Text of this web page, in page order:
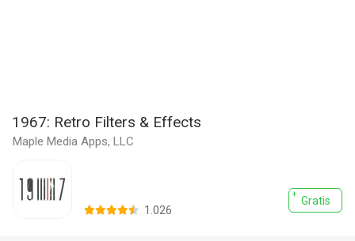
1967: Retro Filters & Effects
Maple Media Apps, LLC
Gratis
1.026